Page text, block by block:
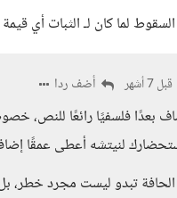
لما كان لـ الثبات أي
قبل 7 أشهر أضف ردا
بعدًا فلسفيًا رائعًا للنص،
لنيتشه أعطى عمقًا
تبدو ليست مجرد خطر،